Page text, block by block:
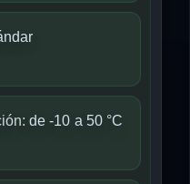
de -10 a 50 °C